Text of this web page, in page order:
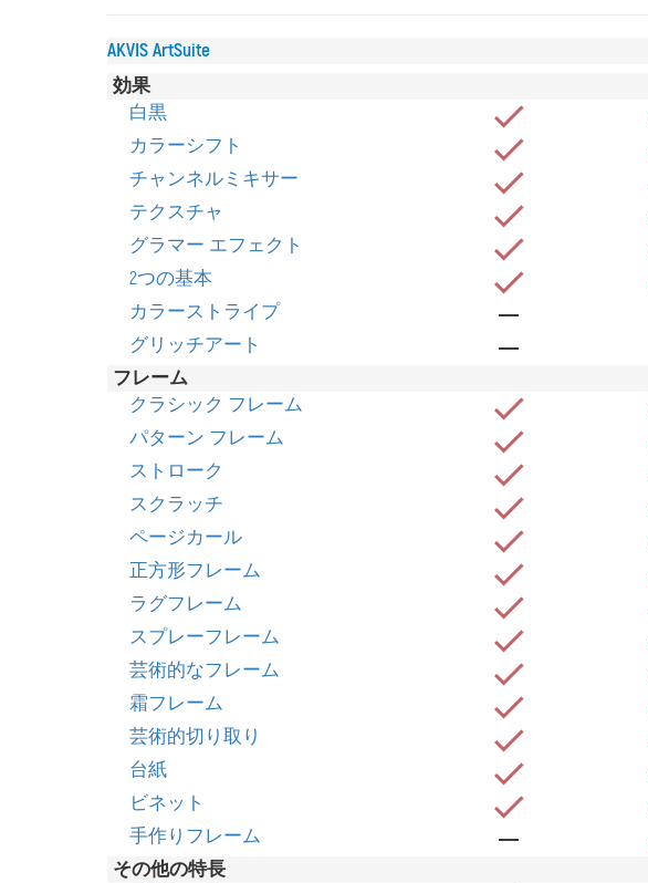
AKVIS ArtSuite
効果
白黒
カラーシフト
チャンネルミキサー
テクスチャ
グラマー エフェクト
2つの基本
カラーストライプ
グリッチアート
フレーム
クラシック フレーム
パターン フレーム
ストローク
スクラッチ
ページカール
正方形フレーム
ラグフレーム
スプレーフレーム
芸術的なフレーム
霜フレーム
芸術的切り取り
台紙
ビネット
手作りフレーム
その他の特長